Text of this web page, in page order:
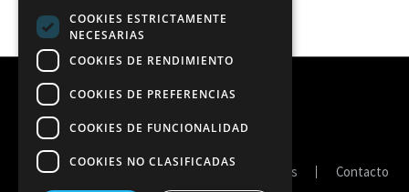
Portal de transparencia Política de cookies Contacto
COOKIES ESTRICTAMENTE
NECESARIAS
COOKIES DE RENDIMIENTO
COOKIES DE PREFERENCIAS
COOKIES DE FUNCIONALIDAD
COOKIES NO CLASIFICADAS